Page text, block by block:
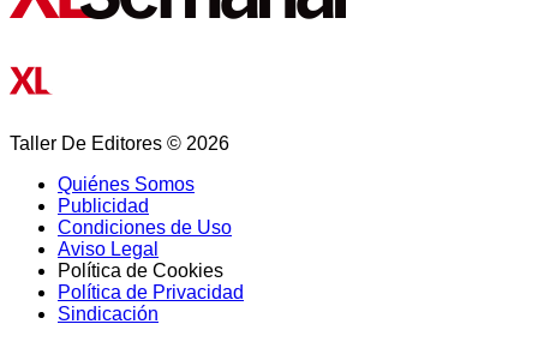
Taller De Editores © 2026
Quiénes Somos
Publicidad
Condiciones de Uso
Aviso Legal
Política de Cookies
Política de Privacidad
Sindicación